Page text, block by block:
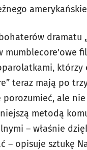
dramatu
mumblecore'owe
którzy
teraz mają po
ale
metodą
– właśnie
– opisuje sztukę